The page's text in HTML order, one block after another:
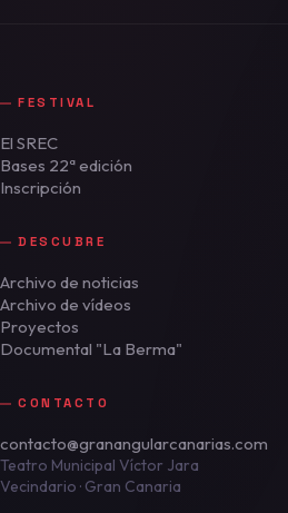
FESTIVAL
El SREC
Bases 22ª edición
Inscripción
DESCUBRE
Archivo de noticias
Archivo de vídeos
Proyectos
Documental "La Berma"
CONTACTO
contacto@granangularcanarias.com
Teatro Municipal Víctor Jara
Vecindario · Gran Canaria